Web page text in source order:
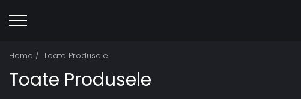
Home / Toate Produsele
Toate Produsele